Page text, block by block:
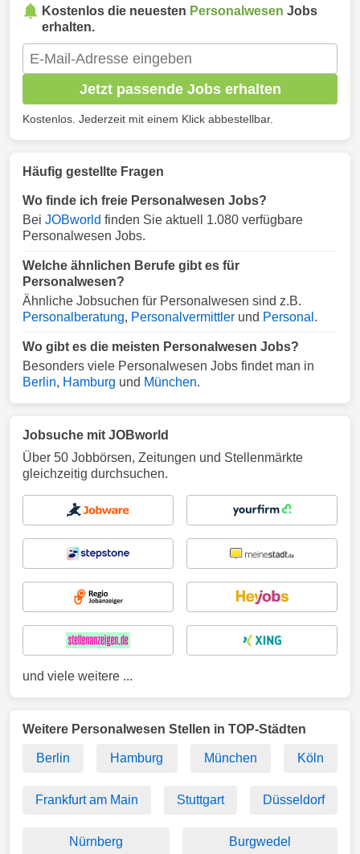
Kostenlos die neuesten Personalwesen Jobs
erhalten.
Jetzt passende Jobs erhalten
Kostenlos. Jederzeit mit einem Klick abbestellbar.
Häufig gestellte Fragen
Wo finde ich freie Personalwesen Jobs?
Bei JOBworld finden Sie aktuell 1.080 verfügbare
Personalwesen Jobs.
Welche ähnlichen Berufe gibt es für
Personalwesen?
Ähnliche Jobsuchen für Personalwesen sind z.B.
Personalberatung, Personalvermittler und Personal .
Wo gibt es die meisten Personalwesen Jobs?
Besonders viele Personalwesen Jobs findet man in
Berlin, Hamburg und München.
Jobsuche mit JOBworld
Über 50 Jobbörsen, Zeitungen und Stellenmärkte
gleichzeitig durchsuchen.
und viele weitere ...
Weitere Personalwesen Stellen in TOP-Städten
Berlin Hamburg München Köln
Frankfurt am Main Stuttgart Düsseldorf
Nürnberg Burgwedel